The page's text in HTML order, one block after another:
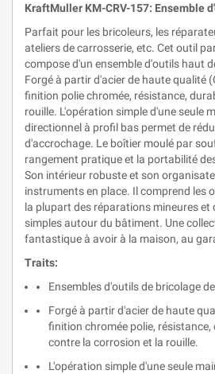
KraftMuller KM-CRV-157: Ensemble
Parfait pour les bricoleurs, les
ateliers de carrosserie, etc. Cet outil
compose d'un ensemble d'outils haut
Forgé à partir d'acier de haute qualité
finition polie chromée, résistance,
rouille. L'opération simple d'une seule
directionnel à profil bas permet de
d'accrochage. Le boîtier moulé par
rangement pratique et la portabilité
Son intérieur robuste et son
instruments en place. Il comprend les
la plupart des réparations mineures et
simples autour du bâtiment. Une
fantastique à avoir à la maison, au
Traits:
Ensembles d'outils de bricolage
Forgé à partir d'acier de haute
finition chromée polie,
contre la corrosion et la rouille.
L'opération simple d'une seule